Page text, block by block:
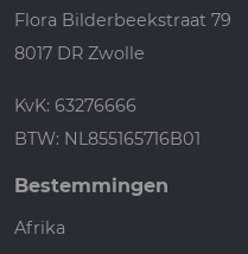
Flora Bilderbeekstraat 79
8017 DR Zwolle
KvK: 63276666
BTW: NL855165716B01
Bestemmingen
Afrika